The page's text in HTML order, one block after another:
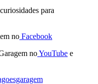
para
no Facebook
noYouTube e